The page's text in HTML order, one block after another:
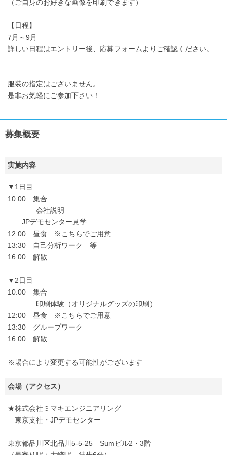
（ご自身のお好きな画像を印刷できます）
【日程】
7月～9月
詳しい日程はエントリー後、応募フォームよりご確認ください。
服装の指定はございません。
是非お気軽にご参加下さい！
募集概要
実施内容
▼1日目
10:00 集合
会社説明
JPデモセンター見学
12:00 昼食 ※こちらでご用意
13:30 自己分析ワーク 等
16:00 解散
▼2日目
10:00 集合
印刷体験（オリジナルグッズの印刷）
12:00 昼食 ※こちらでご用意
13:30 グループワーク
16:00 解散
※場合により変更する可能性がございます
会場（アクセス）
★株式会社ミマキエンジニアリング
東京支社・JPデモセンター
東京都品川区北品川5-5-25 Sumビル2・3階